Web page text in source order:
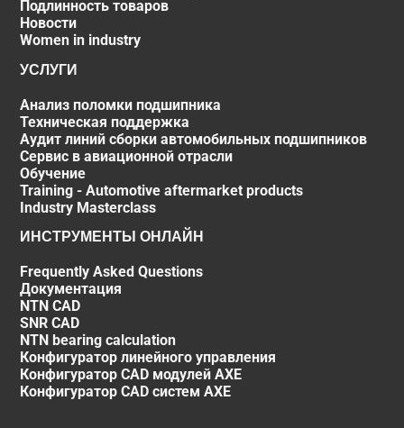
Подлинность товаров
Новости
Women in industry
УСЛУГИ
Анализ поломки подшипника
Техническая поддержка
Аудит линий сборки автомобильных подшипников
Сервис в авиационной отрасли
Обучение
Training - Automotive aftermarket products
Industry Masterclass
ИНСТРУМЕНТЫ ОНЛАЙН
Frequently Asked Questions
Документация
NTN CAD
SNR CAD
NTN bearing calculation
Конфигуратор линейного управления
Конфигуратор CAD модулей AXE
Конфигуратор CAD систем AXE